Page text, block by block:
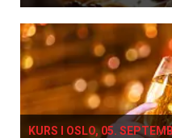
KURS I OSLO, 05.